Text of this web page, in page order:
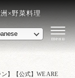
×野菜料理
】【公式】WE ARE